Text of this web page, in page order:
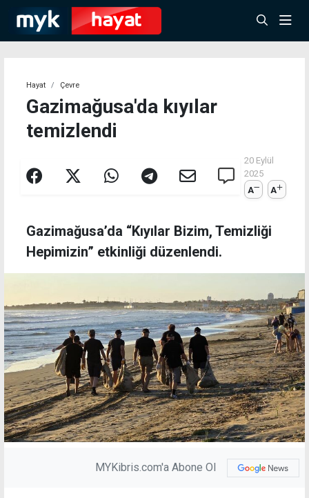
Hayat Çevre
Gazimağusa'da kıyılar
temizlendi
20 Eylül
2025
A
A
Gazimağusa’da “Kıyılar Bizim, Temizliği
Hepimizin” etkinliği düzenlendi.
MYKibris.com'a Abone Ol